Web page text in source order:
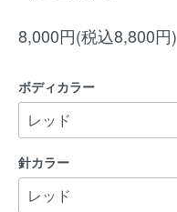
8,000円(税込8,800円)
ボディカラー
針カラー